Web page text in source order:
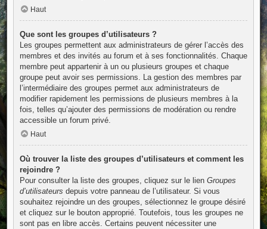
Haut
Que sont les groupes d’utilisateurs ?
Les groupes permettent aux administrateurs de gérer l’accès des
membres et des invités au forum et à ses fonctionnalités. Chaque
membre peut appartenir à un ou plusieurs groupes et chaque
groupe peut avoir ses permissions. La gestion des membres par
l’intermédiaire des groupes permet aux administrateurs de
modifier rapidement les permissions de plusieurs membres à la
fois, telles qu’ajouter des permissions de modération ou rendre
accessible un forum privé.
Haut
Où trouver la liste des groupes d’utilisateurs et comment les
rejoindre ?
Pour consulter la liste des groupes, cliquez sur le lien Groupes
d’utilisateurs depuis votre panneau de l’utilisateur. Si vous
souhaitez rejoindre un des groupes, sélectionnez le groupe désiré
et cliquez sur le bouton approprié. Toutefois, tous les groupes ne
sont pas en libre accès. Certains peuvent nécessiter une